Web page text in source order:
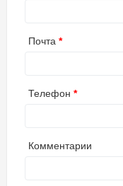
Почта
Телефон
Комментарии